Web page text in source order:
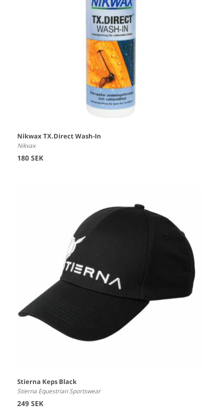
Nikwax TX.Direct Wash-In
Nikvax
180 SEK
Stierna Keps Black
Stierna Equestrian Sportswear
249 SEK